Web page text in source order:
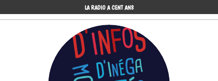
LA RADIO A CENT ANS